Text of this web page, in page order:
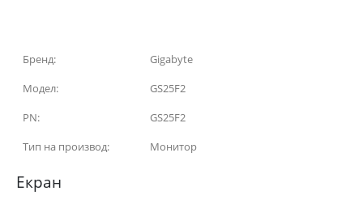
Бренд:
Gigabyte
Модел:
GS25F2
PN:
GS25F2
Тип на производ:
Монитор
Екран